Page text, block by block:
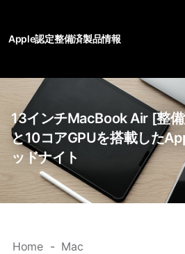
Apple認定整備済製品情報
13インチMacBook Air [整
と10コアGPUを搭載した
ッドナイト
Home Mac